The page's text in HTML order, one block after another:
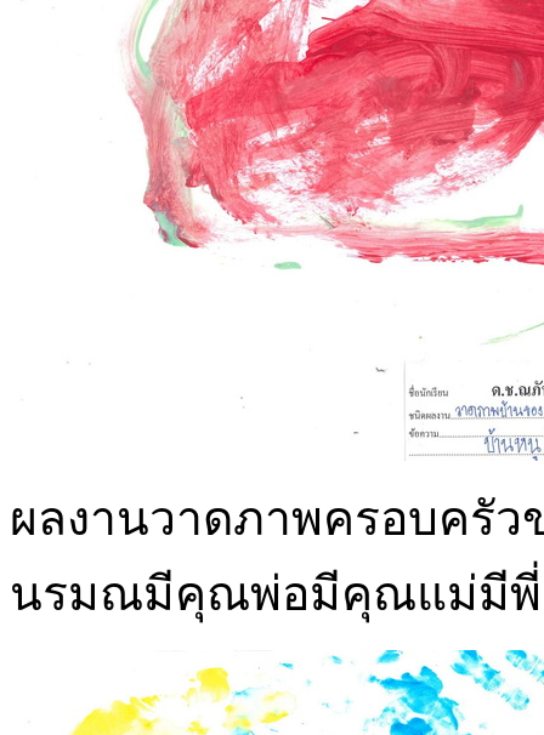
ผลงานวาดภาพครอบครั
นรมณมีคุณพ่อมีคุณแม่มีพี่